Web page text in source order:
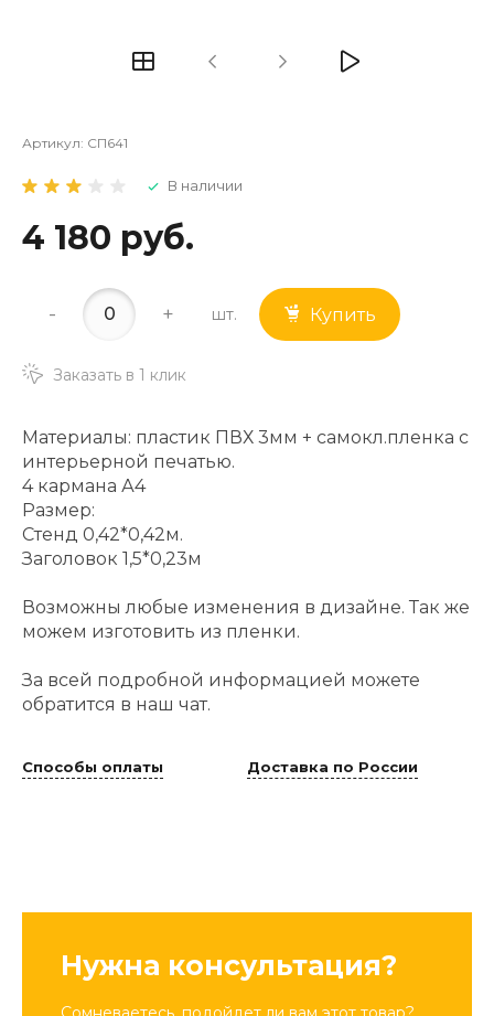
Артикул: СП641
В наличии
4 180 руб.
- + шт. Купить
Заказать в 1 клик
Материалы: пластик ПВХ 3мм + самокл.пленка с
интерьерной печатью.
4 кармана А4
Размер:
Стенд 0,42*0,42м.
Заголовок 1,5*0,23м
Возможны любые изменения в дизайне. Так же
можем изготовить из пленки.
За всей подробной информацией можете
обратится в наш чат.
Способы оплаты Доставка по России
Нужна консультация?